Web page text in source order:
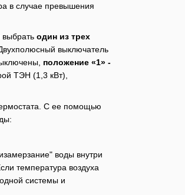
в случае превышения
один из трех
Двухполюсный выключатель
положение «1» -
ТЭН (1,3 кВт),
С ее помощью
воды внутри
температура воздуха
системы и